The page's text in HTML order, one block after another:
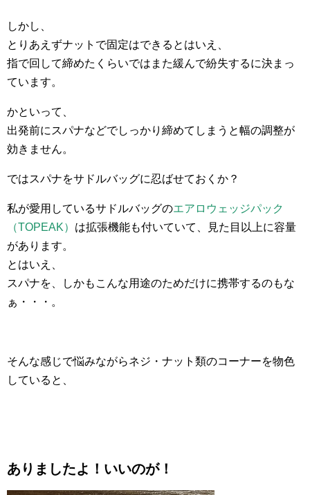
しかし、
とりあえずナットで固定はできるとはいえ、
指で回して締めたくらいではまた緩んで紛失するに決まっ
ています。
かといって、
出発前にスパナなどでしっかり締めてしまうと幅の調整が
効きません。
ではスパナをサドルバッグに忍ばせておくか？
私が愛用しているサドルバッグのエアロウェッジパック
（TOPEAK） は拡張機能も付いていて、見た目以上に容量
があります。
とはいえ、
スパナを、しかもこんな用途のためだけに携帯するのもな
ぁ・・・。
そんな感じで悩みながらネジ・ナット類のコーナーを物色
していると、
ありましたよ！いいのが！